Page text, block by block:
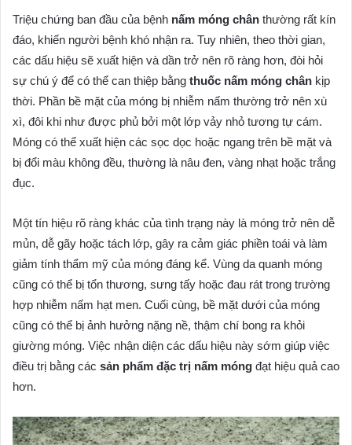
Triệu chứng ban đầu của bệnh nấm móng chân thường rất kín
đáo, khiến người bệnh khó nhận ra. Tuy nhiên, theo thời gian,
các dấu hiệu sẽ xuất hiện và dần trở nên rõ ràng hơn, đòi hỏi
sự chú ý để có thể can thiệp bằng thuốc nấm móng chân kịp
thời. Phần bề mặt của móng bị nhiễm nấm thường trở nên xù
xì, đôi khi như được phủ bởi một lớp vảy nhỏ tương tự cám.
Móng có thể xuất hiện các sọc dọc hoặc ngang trên bề mặt và
bị đổi màu không đều, thường là nâu đen, vàng nhạt hoặc trắng
đục.
Một tín hiệu rõ ràng khác của tình trạng này là móng trở nên dễ
mủn, dễ gãy hoặc tách lớp, gây ra cảm giác phiền toái và làm
giảm tính thẩm mỹ của móng đáng kể. Vùng da quanh móng
cũng có thể bị tổn thương, sưng tấy hoặc đau rát trong trường
hợp nhiễm nấm hạt men. Cuối cùng, bề mặt dưới của móng
cũng có thể bị ảnh hưởng nặng nề, thậm chí bong ra khỏi
giường móng. Việc nhận diện các dấu hiệu này sớm giúp việc
điều trị bằng các sản phẩm đặc trị nấm móng đạt hiệu quả cao
hơn.